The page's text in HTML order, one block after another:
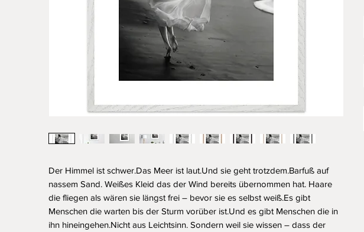
Der Himmel ist schwer.Das Meer ist laut.Und sie geht trotzdem.Barfuß auf
nassem Sand. Weißes Kleid das der Wind bereits übernommen hat. Haare
die fliegen als wären sie längst frei – bevor sie es selbst weiß.Es gibt
Menschen die warten bis der Sturm vorüber ist.Und es gibt Menschen die in
ihn hineingehen.Nicht aus Leichtsinn. Sondern weil sie wissen – dass der